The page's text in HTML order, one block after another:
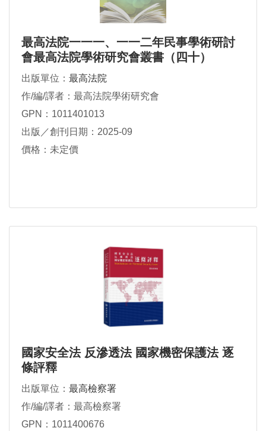
最高法院一一一、一一二年民事學術研討
會最高法院學術研究會叢書（四十）
出版單位： 最高法院
作/編/譯者：最高法院學術研究會
GPN：1011401013
出版／創刊日期：2025-09
價格：未定價
國家安全法 反滲透法 國家機密保護法 逐
條評釋
出版單位： 最高檢察署
作/編/譯者：最高檢察署
GPN：1011400676